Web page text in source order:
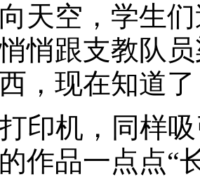
天空，学生
悄跟支教队
，现在知道
印机，同样
作品一点点“